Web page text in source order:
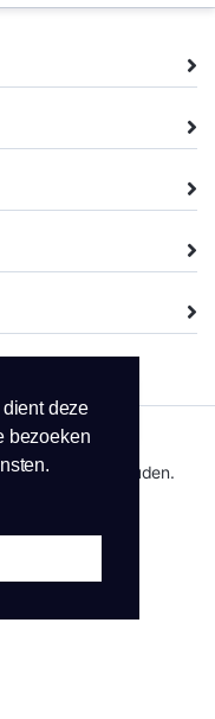
deze
bezoeken
voorbehouden.